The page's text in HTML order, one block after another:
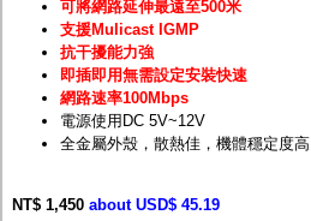
可將網路延伸最遠至500米
支援Mulicast IGMP
抗干擾能力強
即插即用無需設定安裝快速
網路速率100Mbps
電源使用DC 5V~12V
全金屬外殼，散熱佳，機體穩定度高
NT$ 1,450 about USD$ 45.19